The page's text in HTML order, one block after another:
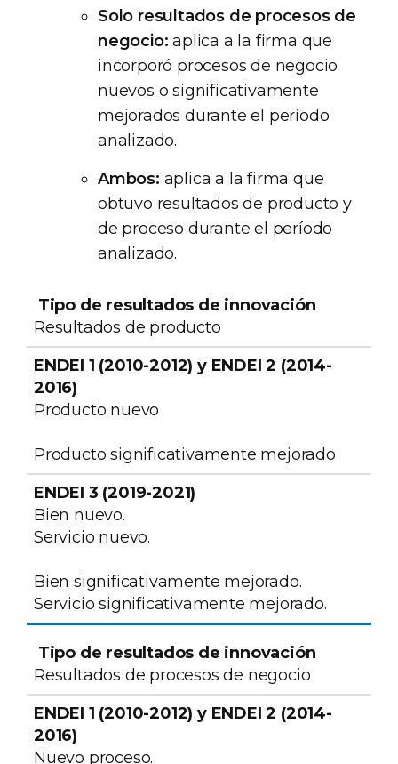
Solo resultados de procesos de
negocio: aplica a la firma que
incorporó procesos de negocio
nuevos o significativamente
mejorados durante el período
analizado.
Ambos: aplica a la firma que
obtuvo resultados de producto y
de proceso durante el período
analizado.
Tipo de
resultados de
innovación
ENDEI 1 (2010-
2012) y ENDEI 2
(2014-2016)
2021)
Resultados de producto
Producto nuevo
Producto significativamente mejorado
Bien nuevo.
Servicio nuevo.
Bien significativamente mejorado.
Servicio significativamente mejorado.
Resultados de procesos de negocio
Nuevo proceso.